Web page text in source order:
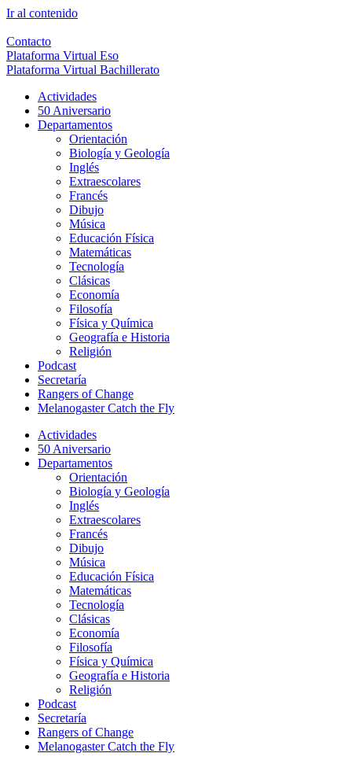
Ir al contenido
Contacto
Plataforma Virtual Eso
Plataforma Virtual Bachillerato
Actividades
50 Aniversario
Departamentos
Orientación
Biología y Geología
Inglés
Extraescolares
Francés
Dibujo
Música
Educación Física
Matemáticas
Tecnología
Clásicas
Economía
Filosofía
Física y Química
Geografía e Historia
Religión
Podcast
Secretaría
Rangers of Change
Melanogaster Catch the Fly
Actividades
50 Aniversario
Departamentos
Orientación
Biología y Geología
Inglés
Extraescolares
Francés
Dibujo
Música
Educación Física
Matemáticas
Tecnología
Clásicas
Economía
Filosofía
Física y Química
Geografía e Historia
Religión
Podcast
Secretaría
Rangers of Change
Melanogaster Catch the Fly